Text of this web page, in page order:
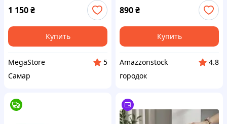
массажа и фигуры, живота,
бедер и спины.
1 150₴
Купить
MegaStore
5
Самар
890₴
Купить
Amazzonstock
4.8
городок